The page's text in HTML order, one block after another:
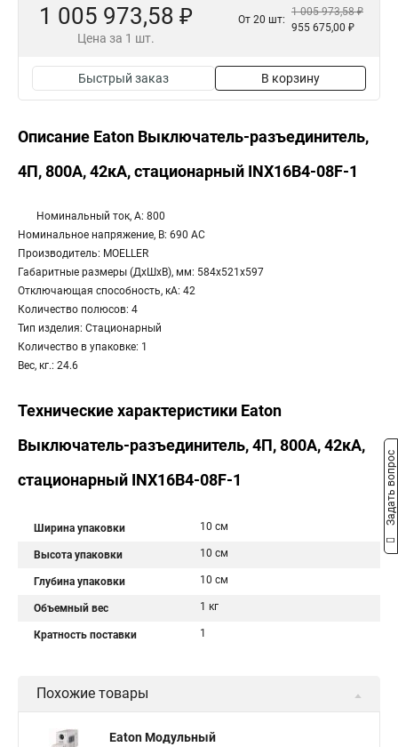
1 005 973,58 ₽
Цена за 1 шт.
От 20 шт:
1 005 973,58 ₽
955 675,00 ₽
Быстрый заказ В корзину
Описание Eaton Выключатель-разъединитель,
4П, 800А, 42кА, стационарный INX16B4-08F-1
Номинальный ток, А: 800
Номинальное напряжение, В: 690 AC
Производитель: MOELLER
Габаритные размеры (ДхШхВ), мм: 584x521x597
Отключающая способность, кА: 42
Количество полюсов: 4
Тип изделия: Стационарный
Количество в упаковке: 1
Вес, кг.: 24.6
Технические характеристики Eaton
Выключатель-разъединитель, 4П, 800А, 42кА,
стационарный INX16B4-08F-1
Ширина упаковки 10 см
Высота упаковки 10 см
Глубина упаковки 10 см
Объемный вес 1 кг
Кратность поставки 1
Похожие товары
Eaton Модульный
Задать вопрос